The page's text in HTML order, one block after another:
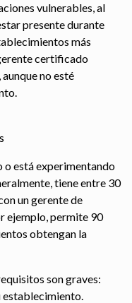
vulnerables, al
presente durante
más
certificado
no esté
o está experimentando
tiene entre 30
un gerente de
ejemplo, permite 90
obtengan la
son graves:
establecimiento.